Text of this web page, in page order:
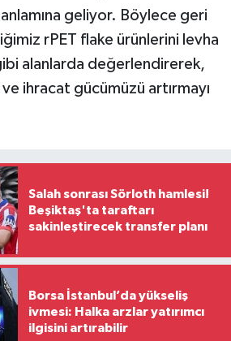
geliyor. Böylece geri
rPET flake ürünlerini levha
alanlarda değerlendirerek,
ihracat gücümüzü artırmayı
Salah sonrası Sörloth hamlesi!
Beşiktaş'ta taraftarı
sakinleştirecek transfer planı
Borsa İstanbul’da yükseliş
ivmesi: Halka arzlar yatırımcı
ilgisini artırabilir